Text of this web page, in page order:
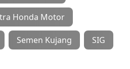
Honda Motor
Semen Kujang SIG